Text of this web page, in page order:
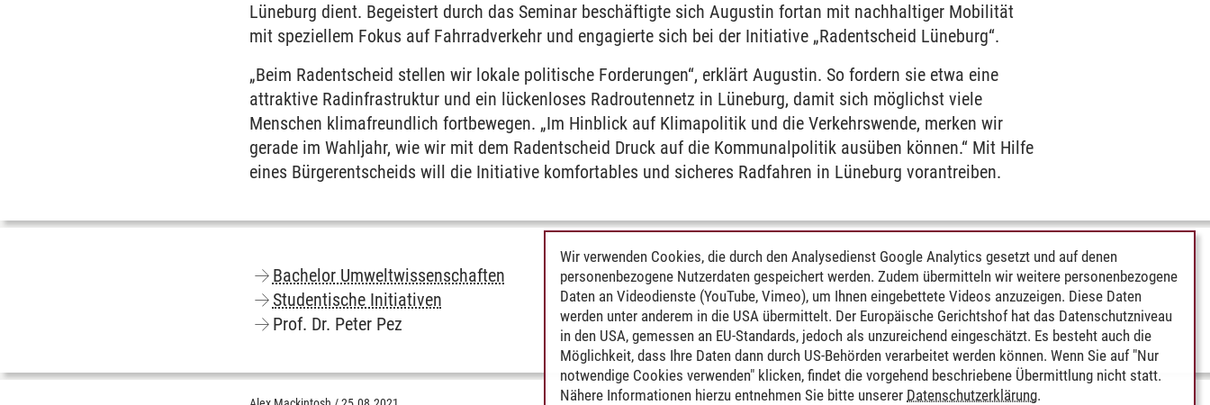
Lüneburg dient. Begeistert durch das Seminar beschäftigte sich Augustin fortan mit nachhaltiger Mobilität
mit speziellem Fokus auf Fahrradverkehr und engagierte sich bei der Initiative „Radentscheid Lüneburg“.
„Beim Radentscheid stellen wir lokale politische Forderungen“, erklärt Augustin. So fordern sie etwa eine
attraktive Radinfrastruktur und ein lückenloses Radroutennetz in Lüneburg, damit sich möglichst viele
Menschen klimafreundlich fortbewegen. „Im Hinblick auf Klimapolitik und die Verkehrswende, merken wir
gerade im Wahljahr, wie wir mit dem Radentscheid Druck auf die Kommunalpolitik ausüben können.“ Mit Hilfe
eines Bürgerentscheids will die Initiative komfortables und sicheres Radfahren in Lüneburg vorantreiben.
Bachelor Umweltwissenschaften
Studentische Initiativen
Prof. Dr. Peter Pez
Wir verwenden Cookies, die durch den Analysedienst Google Analytics gesetzt und auf denen
personenbezogene Nutzerdaten gespeichert werden. Zudem übermitteln wir weitere personenbezogene
Daten an Videodienste (YouTube, Vimeo), um Ihnen eingebettete Videos anzuzeigen. Diese Daten
werden unter anderem in die USA übermittelt. Der Europäische Gerichtshof hat das Datenschutzniveau
in den USA, gemessen an EU-Standards, jedoch als unzureichend eingeschätzt. Es besteht auch die
Möglichkeit, dass Ihre Daten dann durch US-Behörden verarbeitet werden können. Wenn Sie auf "Nur
notwendige Cookies verwenden" klicken, findet die vorgehend beschriebene Übermittlung nicht statt.
Nähere Informationen hierzu entnehmen Sie bitte unserer Datenschutzerklärung.